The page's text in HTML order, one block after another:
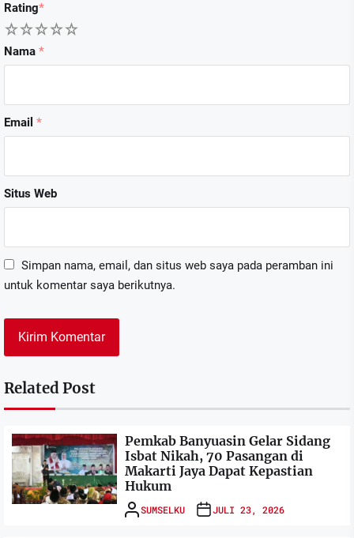
Rating*
5
4
3
2
Nama *
Email *
Situs Web
Simpan nama, email, dan situs web saya pada peramban ini
untuk komentar saya berikutnya.
Related Post
Pemkab Banyuasin Gelar Sidang
Isbat Nikah, 70 Pasangan di
Makarti Jaya Dapat Kepastian
Hukum
SUMSELKU JULI 23, 2026